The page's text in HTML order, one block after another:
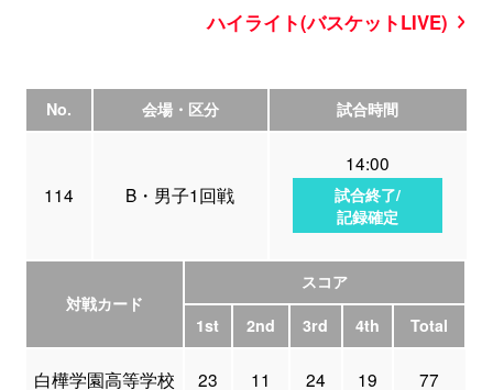
ハイライト(バスケットLIVE)
No. 会場・区分 試合時間
114 B・男子1回戦
14:00
試合終了/
記録確定
対戦カード
スコア
1st
2nd 3rd 4th Total
白樺学園高等学校 23 11 24 19 77